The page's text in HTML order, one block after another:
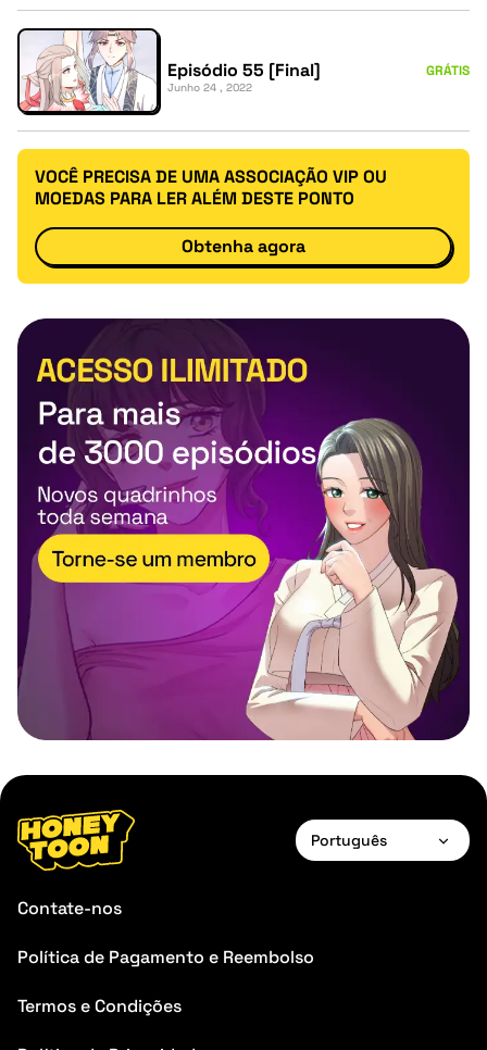
Episódio 55 [Final]
Junho 24 , 2022
GRÁTIS
VOCÊ PRECISA DE UMA ASSOCIAÇÃO VIP OU
MOEDAS PARA LER ALÉM DESTE PONTO
Obtenha agora
Português
Deutsch
Contate-nos
Política de Pagamento e Reembolso
Termos e Condições